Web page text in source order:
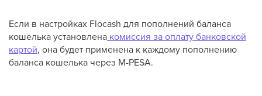
Если в настройках Flocash для пополнений баланса
кошелька установлена комиссия за оплату банковской
картой, она будет применена к каждому пополнению
баланса кошелька через M-PESA.